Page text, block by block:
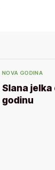
NOVA GODINA
Slana
godinu